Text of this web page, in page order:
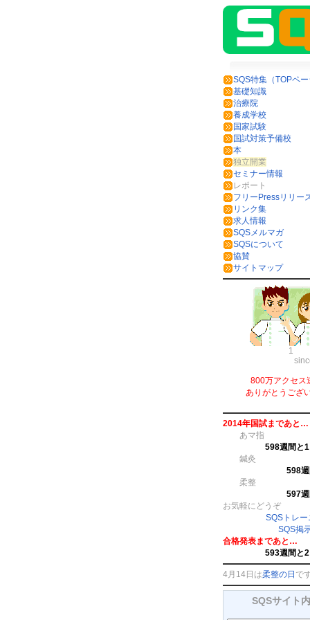
SQS特集（TOPペー
基礎知識
治療院
養成学校
国家試験
国試対策予備校
本
独立開業
セミナー情報
レポート
フリーPressリリー
リンク集
求人情報
SQSメルマガ
SQSについて
協賛
サイトマップ
1
800万アクセス
ありがとうござ
2014年国試まであと…
あマ指
598週間と
鍼灸
598
柔整
597
お気軽にどうぞ
SQSトレー
SQS掲
合格発表まであと…
593週間と
4月14日は柔整の日 で
SQSサイト